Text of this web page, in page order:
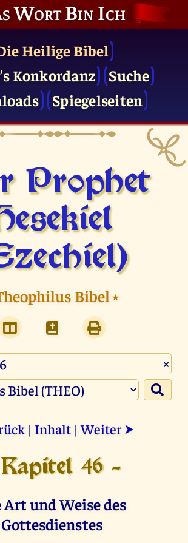
Wort Bin Ich
Heilige Bibel
Konkordanz
Suche
Spiegelseiten
Prophet
Bibel⭑
×
| Inhalt |Weiter ⮞
46 -
Art und Weise des
Gottesdienstes